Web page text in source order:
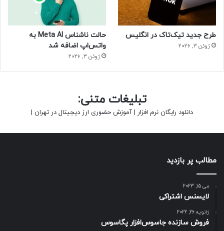
طرح جدید تیک‌تاک در انگلیس
ژوئن 3, 2026
حالت ناشناس Meta AI به
واتس‌اپ اضافه شد
ژوئن 3, 2026
تبلیغات متنی:
دانلود رایگان نرم افزار | آموزش حضوری ارز دیجیتال در تهران |
مطالب پر بازدید
می 15, 2023
لایسنس اشتراکی
ژانویه 26, 2022
فروش سازنده جاسوس‌افزار پگاسوس